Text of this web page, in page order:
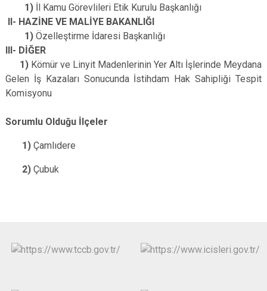
1) İl Kamu Görevlileri Etik Kurulu Başkanlığı
II- HAZİNE VE MALİYE BAKANLIĞI
1) Özelleştirme İdaresi Başkanlığı
III- DİĞER
1) Kömür ve Linyit Madenlerinin Yer Altı İşlerinde Meydana
Gelen İş Kazaları Sonucunda İstihdam Hak Sahipliği Tespit
Komisyonu
Sorumlu Olduğu İlçeler
1) Çamlıdere
2) Çubuk